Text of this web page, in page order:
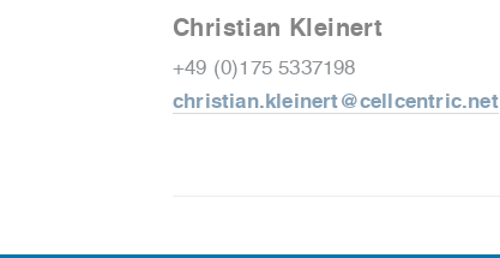
Christian Kleinert
+49 (0)175 5337198
christian.kleinert@cellcentric.net